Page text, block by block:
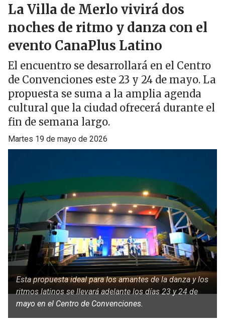
La Villa de Merlo vivirá dos
noches de ritmo y danza con el
evento CanaPlus Latino
El encuentro se desarrollará en el Centro
de Convenciones este 23 y 24 de mayo. La
propuesta se suma a la amplia agenda
cultural que la ciudad ofrecerá durante el
fin de semana largo.
martes 19 de mayo de 2026
Esta propuesta ideal para los amantes de la danza y los
ritmos latinos se llevará adelante los días 23 y 24 de
mayo en el Centro de Convenciones.